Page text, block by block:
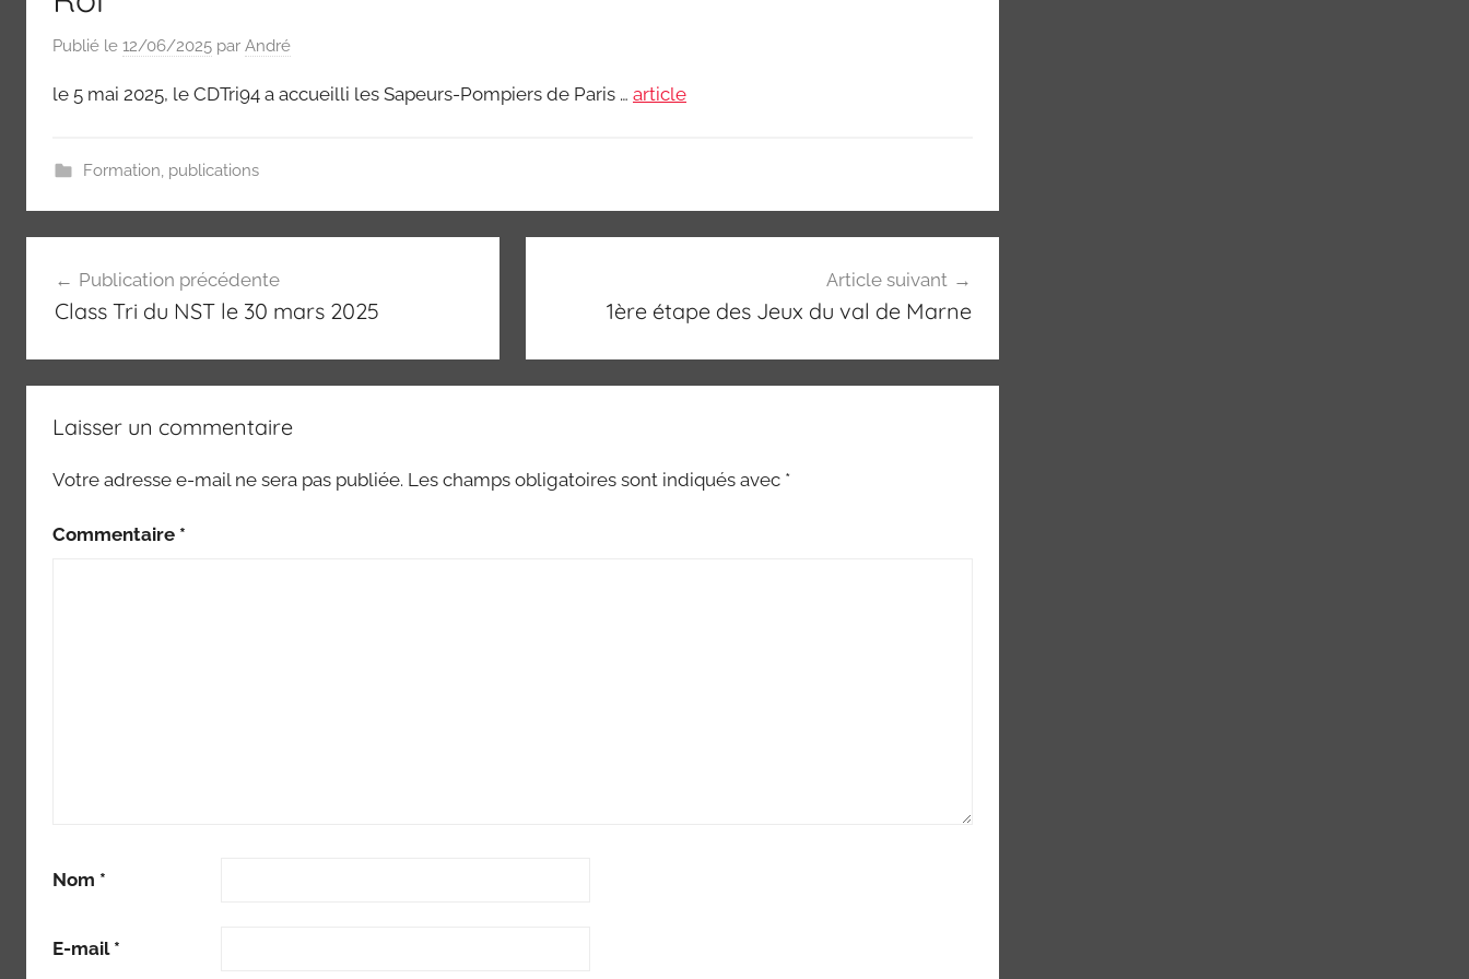
Publié le 12/06/2025 par André
le 5 mai 2025, le CDTri94 a accueilli les Sapeurs-Pompiers de Paris … article
Formation, publications
de
Publication précédente
Class Tri du NST le 30 mars 2025
Article suivant
1ère étape des Jeux du val de Marne
Laisser un commentaire
Votre adresse e-mail ne sera pas publiée. Les champs obligatoires sont indiqués avec *
Commentaire *
Nom *
E-mail *